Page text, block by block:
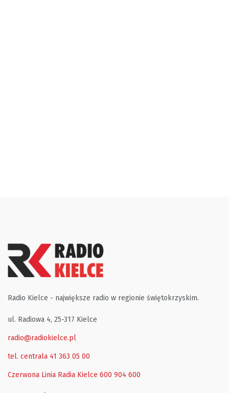
Radio Kielce - największe radio w regionie świętokrzyskim.
ul. Radiowa 4, 25-317 Kielce
radio@radiokielce.pl
tel. centrala 41 363 05 00
Czerwona Linia Radia Kielce 600 904 600